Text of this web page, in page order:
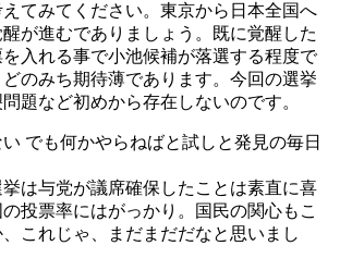
てみてください。東京から日本全国へ
が進むでありましょう。既に覚醒した
入れる事で小池候補が落選する程度で
のみち期待薄であります。今回の選挙
題など初めから存在しないのです。
でも何かやらねばと試しと発見の毎日
は与党が議席確保したことは素直に喜
投票率にはがっかり。国民の関心もこ
これじゃ、まだまだだなと思いまし